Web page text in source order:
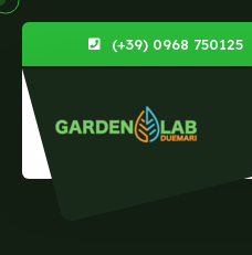
(+39) 0968 750125